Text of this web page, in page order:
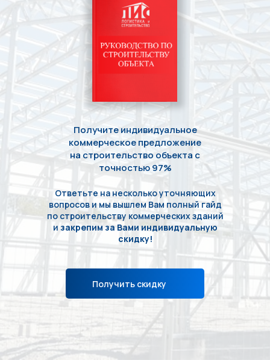
Получите индивидуальное
коммерческое предложение
на строительство объекта с
точностью 97%
Ответьте на несколько уточняющих
вопросов и мы вышлем Вам полный гайд
по строительству коммерческих зданий
и закрепим за Вами индивидуальную
скидку!
Получить скидку